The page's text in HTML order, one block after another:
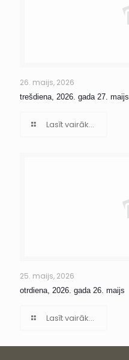
26. maijs, 2026
trešdiena, 2026. gada 27. maijs
Lasīt vairāk...
25. maijs, 2026
otrdiena, 2026. gada 26. maijs
Lasīt vairāk...